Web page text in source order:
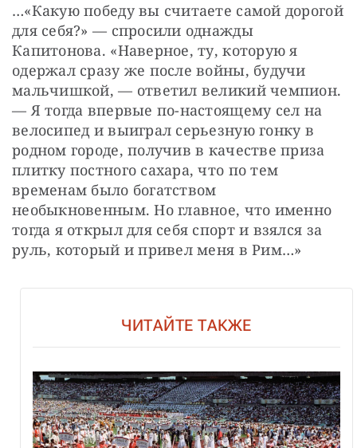
…«Какую победу вы считаете самой дорогой
для себя?» — спросили однажды
Капитонова. «Наверное, ту, которую я
одержал сразу же после войны, будучи
мальчишкой, — ответил великий чемпион.
— Я тогда впервые по-настоящему сел на
велосипед и выиграл серьезную гонку в
родном городе, получив в качестве приза
плитку постного сахара, что по тем
временам было богатством
необыкновенным. Но главное, что именно
тогда я открыл для себя спорт и взялся за
руль, который и привел меня в Рим…»
ЧИТАЙТЕ ТАКЖЕ